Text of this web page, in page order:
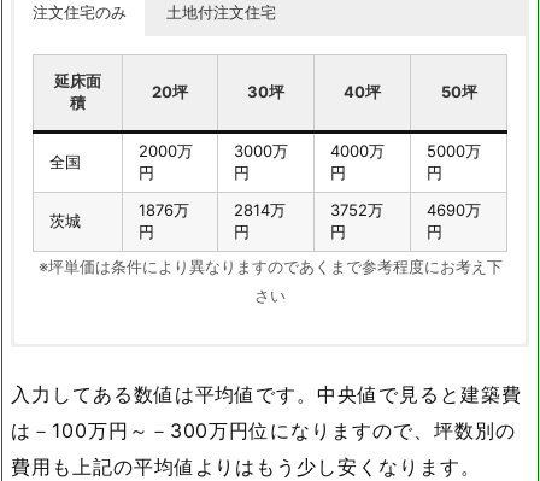
注文住宅のみ 土地付注文住宅
延床面
積
20坪 30坪 40坪 50坪
全国
2000万
円
3000万
円
4000万
円
5000万
円
茨城
1876万
円
2814万
円
3752万
円
4690万
円
※坪単価は条件により異なりますのであくまで参考程度にお考え下
さい
積
40坪 50坪
1894万
円
2841万
円
3788万
円
4735万
円
入力してある数値は平均値です。中央値で見ると建築費
は－100万円～－300万円位になりますので、坪数別の
費用も上記の平均値よりはもう少し安くなります。